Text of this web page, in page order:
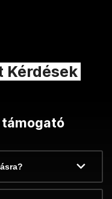
Kérdések
támogató